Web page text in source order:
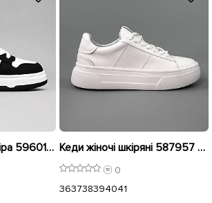
Кеди жіночі еко шкіра 596012 Чорно-білі Кеди жіночі шкіряні 587957 Білі
0
363738394041